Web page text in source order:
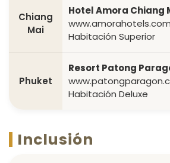
Chiang
Mai
Hotel Amora Chiang
www.amorahotels.com
Habitación Superior
Phuket
Resort Patong
Habitación Deluxe
Inclusión